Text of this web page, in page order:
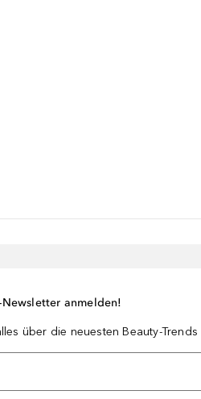
anmelden!
über die neuesten Beauty-